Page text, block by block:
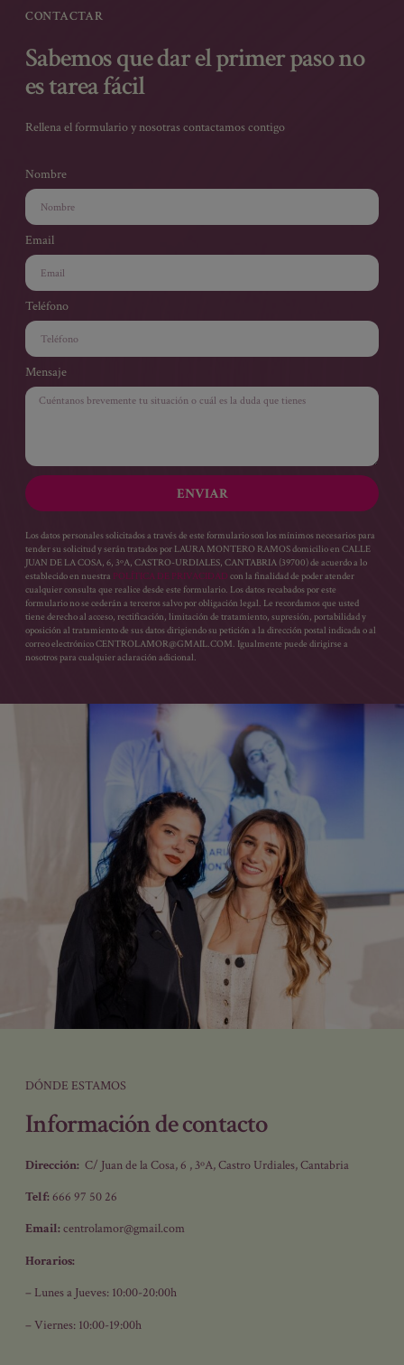
CONTACTAR
Sabemos que dar el primer paso no
es tarea fácil
Rellena el formulario y nosotras contactamos contigo
Nombre
Email
Teléfono
Mensaje
ENVIAR
Los datos personales solicitados a través de este formulario son los mínimos necesarios para
tender su solicitud y serán tratados por LAURA MONTERO RAMOS domicilio en CALLE
JUAN DE LA COSA, 6, 3ºA, CASTRO-URDIALES, CANTABRIA (39700) de acuerdo a lo
establecido en nuestra POLÍTICA DE PRIVACIDAD con la finalidad de poder atender
cualquier consulta que realice desde este formulario. Los datos recabados por este
formulario no se cederán a terceros salvo por obligación legal. Le recordamos que usted
tiene derecho al acceso, rectificación, limitación de tratamiento, supresión, portabilidad y
oposición al tratamiento de sus datos dirigiendo su petición a la dirección postal indicada o al
correo electrónico CENTROLAMOR@GMAIL.COM. Igualmente puede dirigirse a
nosotros para cualquier aclaración adicional.
DÓNDE ESTAMOS
Información de contacto
Dirección: C/ Juan de la Cosa, 6 , 3ºA, Castro Urdiales, Cantabria
Telf: 666 97 50 26
Email: centrolamor@gmail.com
Horarios:
– Lunes a Jueves: 10:00-20:00h
– Viernes: 10:00-19:00h